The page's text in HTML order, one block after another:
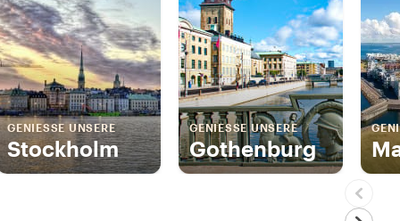
GENIESSE UNSERE
Stockholm
GENIESSE UNSERE
Gothenburg